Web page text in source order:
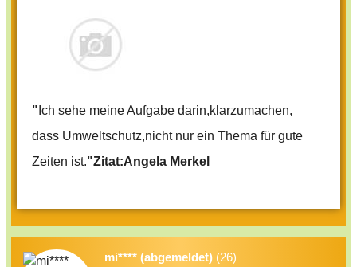
" Ich sehe meine Aufgabe darin,klarzumachen,
dass Umweltschutz,nicht nur ein Thema für gute
Zeiten ist."Zitat:Angela Merkel
mi**** (abgemeldet) (26)